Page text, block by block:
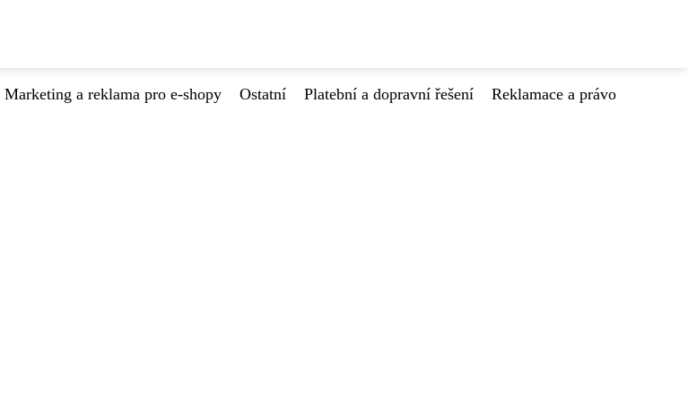
Marketing a reklama pro e-shopy Ostatní Platební a dopravní řešení
Reklamace a právo